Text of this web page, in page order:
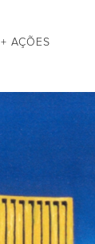
+ AÇÕES